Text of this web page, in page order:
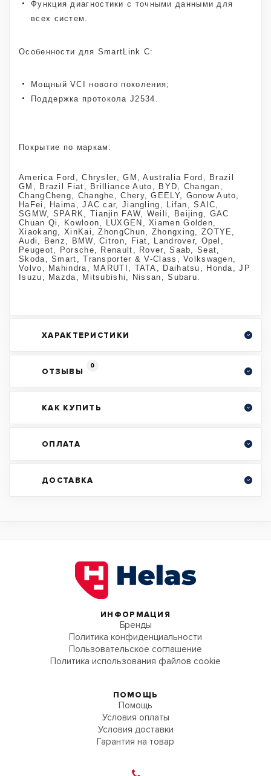
Функция диагностики с точными данными для
всех систем.
Особенности для SmartLink C:
Мощный VCI нового поколения;
Поддержка протокола J2534.
Покрытие по маркам:
America Ford, Chrysler, GM, Australia Ford, Brazil
GM, Brazil Fiat, Brilliance Auto, BYD, Changan,
ChangCheng, Changhe, Chery, GEELY, Gonow Auto,
HaFei, Haima, JAC car, Jiangling, Lifan, SAIC,
SGMW, SPARK, Tianjin FAW, Weili, Beijing, GAC
Chuan Qi, Kowloon, LUXGEN, Xiamen Golden,
Xiaokang, XinKai, ZhongChun, Zhongxing, ZOTYE,
Audi, Benz, BMW, Citron, Fiat, Landrover, Opel,
Peugeot, Porsche, Renault, Rover, Saab, Seat,
Skoda, Smart, Transporter & V-Class, Volkswagen,
Volvo, Mahindra, MARUTI, TATA, Daihatsu, Honda, JP
Isuzu, Mazda, Mitsubishi, Nissan, Subaru.
ХАРАКТЕРИСТИКИ
ОТЗЫВЫ
0
КАК КУПИТЬ
ОПЛАТА
ДОСТАВКА
ИНФОРМАЦИЯ
Бренды
Политика конфиденциальности
Пользовательское соглашение
Политика использования файлов cookie
ПОМОЩЬ
Помощь
Условия оплаты
Условия доставки
Гарантия на товар